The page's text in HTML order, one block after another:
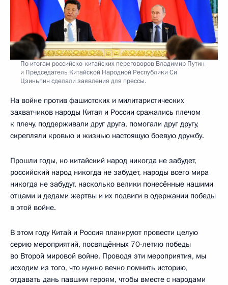
По итогам российско-китайских переговоров Владимир Путин
и Председатель Китайской Народной Республики Си
Цзиньпин сделали заявления для прессы.
На войне против фашистских и милитаристических
захватчиков народы Китая и России сражались плечом
к плечу, поддерживали друг друга, помогали друг другу,
скрепляли кровью и жизнью настоящую боевую дружбу.
Прошли годы, но китайский народ никогда не забудет,
российский народ никогда не забудет, народы всего мира
никогда не забудут, насколько велики понесённые нашими
отцами и дедами жертвы и их подвиги в одержании победы
в этой войне.
В этом году Китай и Россия планируют провести целую
серию мероприятий, посвящённых 70-летию победы
во Второй мировой войне. Проводя эти мероприятия, мы
исходим из того, что нужно вечно помнить историю,
отдавать дань павшим героям, чтобы вместе с народами